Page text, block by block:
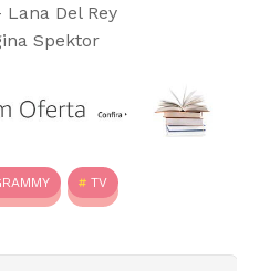
Lana Del Rey
Spektor
TV